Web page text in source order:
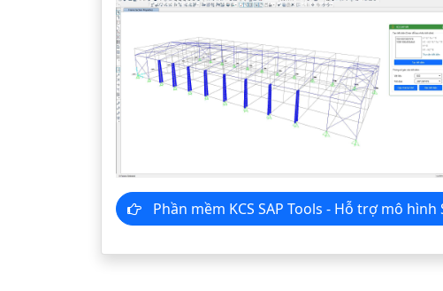
Phần mềm KCS SAP Tools - Hỗ trợ mô